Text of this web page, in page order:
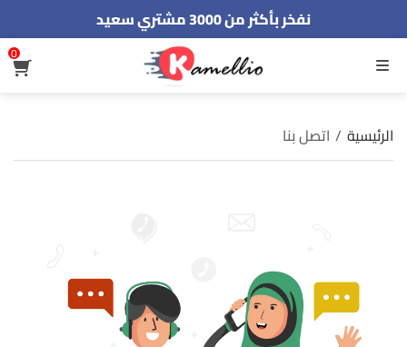
نفخر بأكثر من 3000 مشتري سعيد
أطلب الآن والدفع فقط عند استلام المنتج
القائمة
0
الرئيسية / اتصل بنا